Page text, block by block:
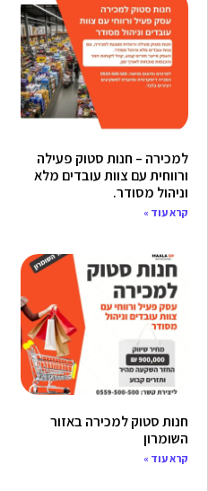
למכירה – חנות סטוק פעילה
ורווחית עם צוות עובדים מלא
וניהול מסודר.
קרא עוד »
חנות סטוק למכירה באזור
השומרון
קרא עוד »